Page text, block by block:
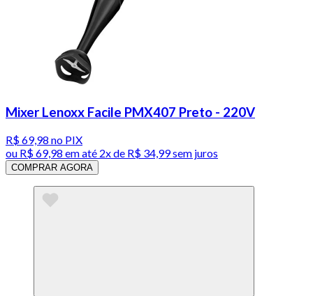
Mixer Lenoxx Facile PMX407 Preto - 220V
R$ 69,98 no PIX
ou R$ 69,98 em até 2x de R$ 34,99 sem juros
COMPRAR AGORA